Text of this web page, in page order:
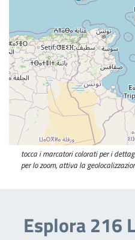
tocca i marcatori colorati per i
per lo zoom, attiva la
Esplora 216